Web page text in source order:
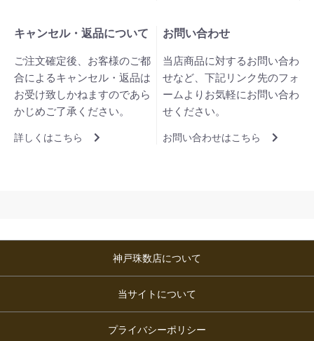
キャンセル・返品について
ご注文確定後、お客様のご都
合によるキャンセル・返品は
お受け致しかねますのであら
かじめご了承ください。
詳しくはこちら
お問い合わせ
当店商品に対するお問い合わ
せなど、下記リンク先のフォ
ームよりお気軽にお問い合わ
せください。
お問い合わせはこちら
神戸珠数店について
当サイトについて
プライバシーポリシー